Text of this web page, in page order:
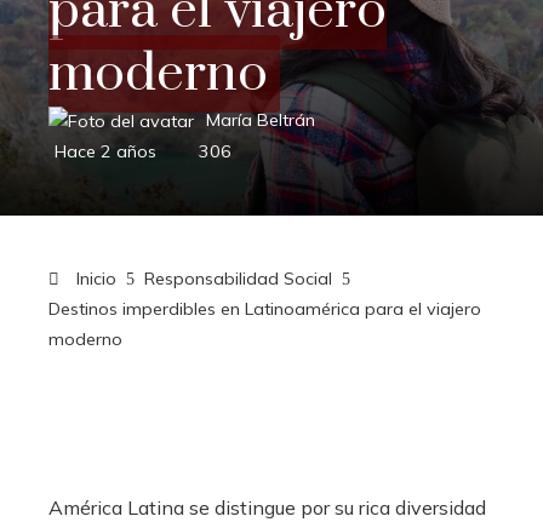
moderno
María Beltrán
Hace 2 años
306
Inicio
Responsabilidad Social
Destinos imperdibles en Latinoamérica para el viajero
moderno
América Latina se distingue por su rica diversidad